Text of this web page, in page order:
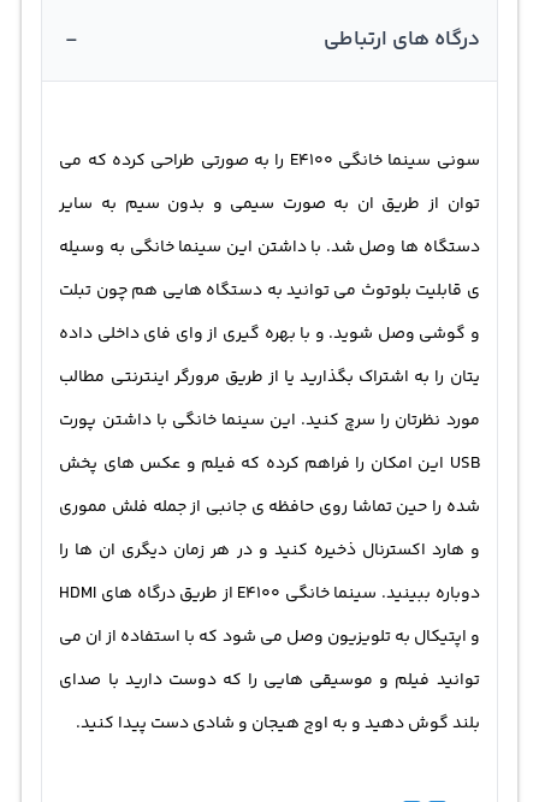
درگاه های ارتباطی -
سونی سینما خانگی E4100 را به صورتی طراحی کرده که می
توان از طریق ان به صورت سیمی و بدون سیم به سایر
دستگاه ها وصل شد. با داشتن این سینما خانگی به وسیله
ی قابلیت بلوتوث می توانید به دستگاه هایی هم چون تبلت
و گوشی وصل شوید. و با بهره گیری از وای فای داخلی داده
یتان را به اشتراک بگذارید یا از طریق مرورگر اینترنتی مطالب
مورد نظرتان را سرچ کنید. این سینما خانگی با داشتن پورت
USB این امکان را فراهم کرده که فیلم و عکس های پخش
شده را حین تماشا روی حافظه ی جانبی از جمله فلش مموری
و هارد اکسترنال ذخیره کنید و در هر زمان دیگری ان ها را
دوباره ببینید. سینما خانگی E4100 از طریق درگاه های HDMI
و اپتیکال به تلویزیون وصل می شود که با استفاده از ان می
توانید فیلم و موسیقی هایی را که دوست دارید با صدای
بلند گوش دهید و به اوج هیجان و شادی دست پیدا کنید.